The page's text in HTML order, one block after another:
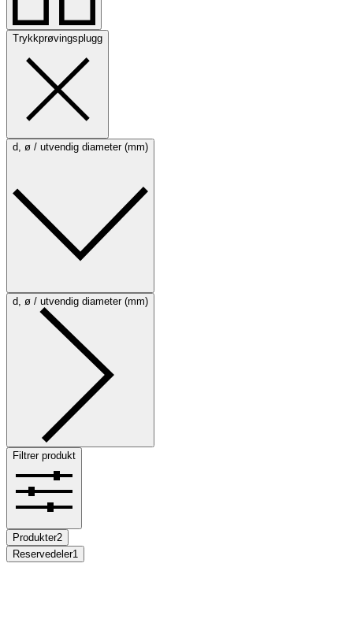
Trykkprøvingsplugg
d, ø / utvendig diameter (mm)
d, ø / utvendig diameter (mm)
Filtrer produkt
Produkter2
Reservedeler1